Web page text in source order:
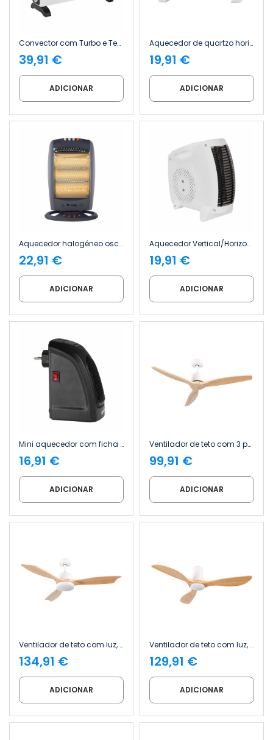
Convector com Turbo e Temporizador, 2000 W, Branco Thinia Home
39,91 €
ADICIONAR
Aquecedor de quartzo horizontal de 1200 W Thinia Home
19,91 €
ADICIONAR
Aquecedor halogéneo oscilante de 1200 W Thinia Home
22,91 €
ADICIONAR
Aquecedor Vertical/Horizontal Compacto de 2000 W Thinia Home
19,91 €
ADICIONAR
Mini aquecedor com ficha para tomada de parede, 400 W, preto Thinia Home
16,91 €
ADICIONAR
Ventilador de teto com 3 pás, 38 W, 6 velocidades, Nebraska Thinia Home
99,91 €
ADICIONAR
Ventilador de teto com luz, 3 pás, 56 W, 6 velocidades, Nova Iorque Thinia Home
134,91 €
ADICIONAR
Ventilador de teto com luz, 3 pás, 56 W, 6 velocidades, Dakota Thinia Home
129,91 €
ADICIONAR